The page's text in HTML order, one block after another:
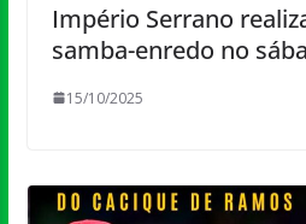
Império Serrano
samba-enredo no
15/10/2025